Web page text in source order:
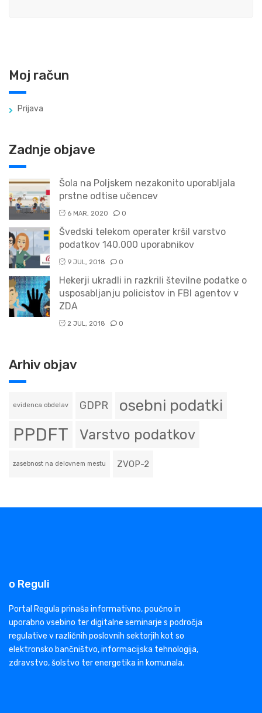
Moj račun
Prijava
Zadnje objave
Šola na Poljskem nezakonito uporabljala
prstne odtise učencev
6 MAR, 2020 0
Švedski telekom operater kršil varstvo
podatkov 140.000 uporabnikov
9 JUL, 2018 0
Hekerji ukradli in razkrili številne podatke o
usposabljanju policistov in FBI agentov v
ZDA
2 JUL, 2018 0
Arhiv objav
evidenca obdelav GDPR osebni podatki
PPDFT Varstvo podatkov
zasebnost na delovnem mestu ZVOP-2
o Reguli
Portal Regula prinaša informativno, poučno in
uporabno vsebino ter digitalne seminarje s področja
regulative v različnih poslovnih sektorjih kot so
elektronsko bančništvo, informacijska tehnologija,
zdravstvo, šolstvo ter energetika in komunala.